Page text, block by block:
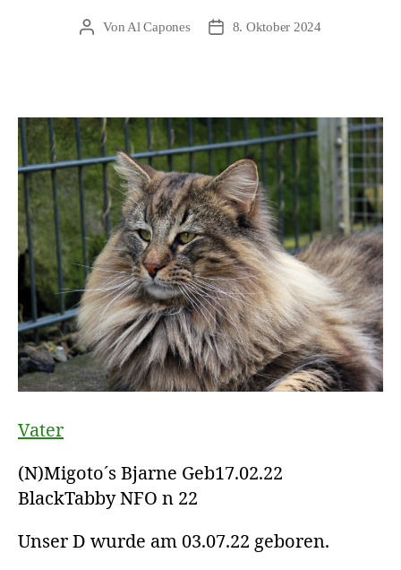
Beitragsautor
VonAl Capones Veröffentlichungsdatum
8. Oktober 2024
Vater
(N)Migoto´s Bjarne Geb17.02.22
BlackTabby NFO n 22
Unser D wurde am 03.07.22 geboren.